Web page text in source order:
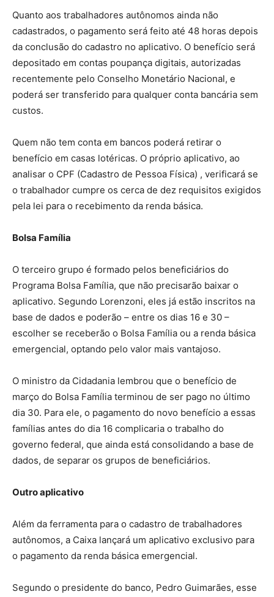
Quanto aos trabalhadores autônomos ainda não
cadastrados, o pagamento será feito até 48 horas depois
da conclusão do cadastro no aplicativo. O benefício será
depositado em contas poupança digitais, autorizadas
recentemente pelo Conselho Monetário Nacional, e
poderá ser transferido para qualquer conta bancária sem
custos.
Quem não tem conta em bancos poderá retirar o
benefício em casas lotéricas. O próprio aplicativo, ao
analisar o CPF (Cadastro de Pessoa Física) , verificará se
o trabalhador cumpre os cerca de dez requisitos exigidos
pela lei para o recebimento da renda básica.
Bolsa Família
O terceiro grupo é formado pelos beneficiários do
Programa Bolsa Família, que não precisarão baixar o
aplicativo. Segundo Lorenzoni, eles já estão inscritos na
base de dados e poderão – entre os dias 16 e 30 –
escolher se receberão o Bolsa Família ou a renda básica
emergencial, optando pelo valor mais vantajoso.
O ministro da Cidadania lembrou que o benefício de
março do Bolsa Família terminou de ser pago no último
dia 30. Para ele, o pagamento do novo benefício a essas
famílias antes do dia 16 complicaria o trabalho do
governo federal, que ainda está consolidando a base de
dados, de separar os grupos de beneficiários.
Outro aplicativo
Além da ferramenta para o cadastro de trabalhadores
autônomos, a Caixa lançará um aplicativo exclusivo para
o pagamento da renda básica emergencial.
Segundo o presidente do banco, Pedro Guimarães, esse